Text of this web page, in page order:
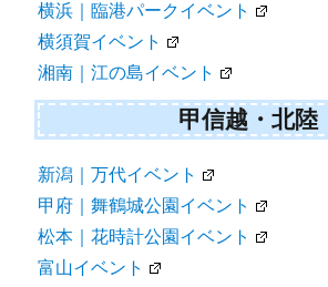
横浜｜臨港パークイベント
横須賀イベント
湘南｜江の島イベント
甲信越・北陸
新潟｜万代イベント
甲府｜舞鶴城公園イベント
松本｜花時計公園イベント
富山イベント